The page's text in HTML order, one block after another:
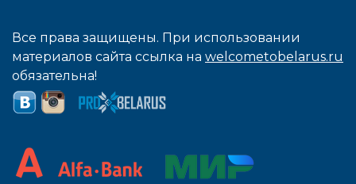
Все права защищены. При использовании
материалов сайта ссылка на welcometobelarus.ru
обязательна!